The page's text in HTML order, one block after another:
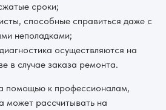
сроки;
способные справиться даже с
неполадками;
осуществляются на
в случае заказа ремонта.
помощью к профессионалам,
может рассчитывать на